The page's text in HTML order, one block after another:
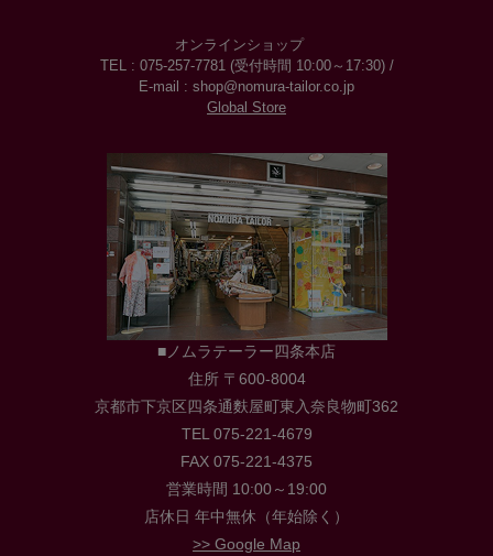
オンラインショップ
TEL : 075-257-7781 (受付時間 10:00～17:30) /
E-mail : shop@nomura-tailor.co.jp
Global Store
■ノムラテーラー四条本店
住所 〒600-8004
京都市下京区四条通麩屋町東入奈良物町362
TEL 075-221-4679
FAX 075-221-4375
営業時間 10:00～19:00
店休日 年中無休（年始除く）
>> Google Map